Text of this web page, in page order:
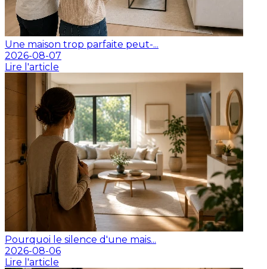
Une maison trop parfaite peut-...
2026-08-07
Lire l'article
Pourquoi le silence d'une mais...
2026-08-06
Lire l'article